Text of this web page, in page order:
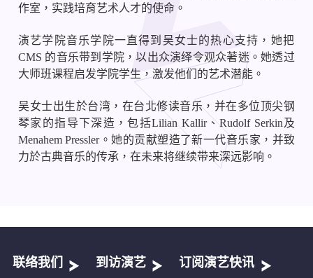
作室，实践培育艺术人才的使命。
演艺学院音乐学院一直得到吴女士的热心支持，她把
CMS 的音乐带到学院，以出众演绎令观众著迷。她透过
大师班课程启发学院学生，激发他们的艺术潜能。
吴女士出生於台湾，在台北修读音乐，并在多位顶尖钢
琴家的指导下深造，包括Lilian Kallir、Rudolf Serkin 及
Menahem Pressler。她的贡献塑造了新一代音乐家，并致
力於古典音乐的传承，在未来将继续带来深远影响。
联络我们 到访演艺 订阅演艺快讯